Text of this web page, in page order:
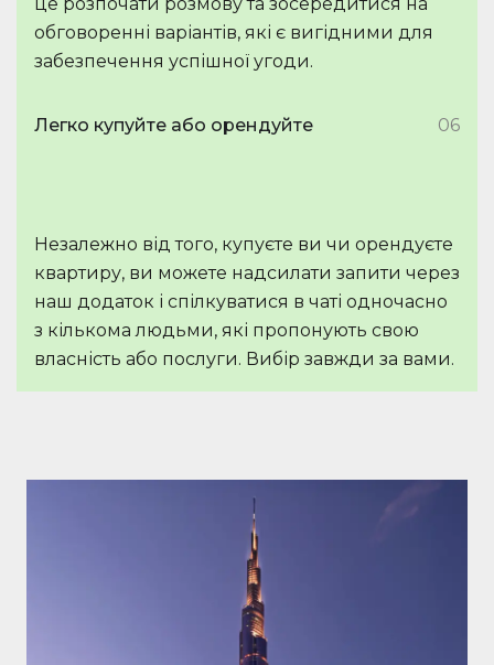
обговоренні варіантів, які є вигідними для
забезпечення успішної угоди.
Легко купуйте або орендуйте 06
Незалежно від того, купуєте ви чи орендуєте
квартиру, ви можете надсилати запити через
наш додаток і спілкуватися в чаті одночасно
з кількома людьми, які пропонують свою
власність або послуги. Вибір завжди за вами.